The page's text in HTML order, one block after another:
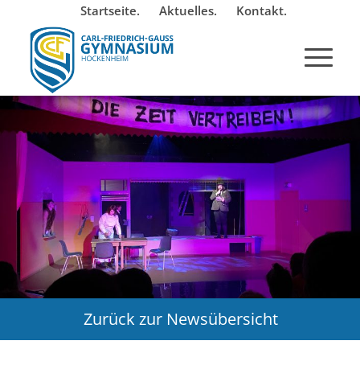
Startseite. Aktuelles. Kontakt.
Zurück zur Newsübersicht